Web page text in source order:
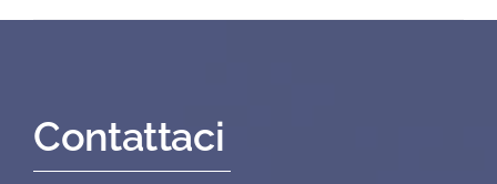
Contattaci